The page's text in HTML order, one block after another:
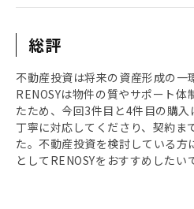
総評
不動産投資は将来の資産形成の一
RENOSYは物件の質やサポート
たため、今回3件目と4件目の購
丁寧に対応してくださり、契約ま
た。不動産投資を検討している方
としてRENOSYをおすすめしたい